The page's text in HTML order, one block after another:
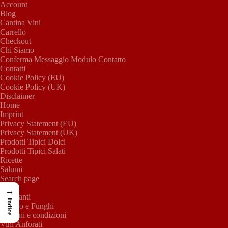
Salta
al
contenuto
Account
Blog
Cantina Vini
Carrello
Checkout
Chi Siamo
Conferma Messaggio Modulo Contatto
Contatti
Cookie Policy (EU)
Cookie Policy (UK)
Disclaimer
Home
Imprint
Privacy Statement (EU)
Privacy Statement (UK)
Prodotti Tipici Dolci
Prodotti Tipici Salati
Ricette
Salumi
Search page
Spumanti
Tartufo e Funghi
Termini e condizioni
Vini Anforati
→
Indice